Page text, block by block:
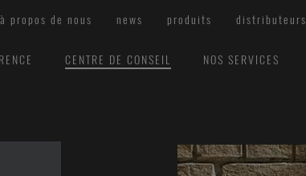
à propos de nous news produits distributeurs
CENTRE DE CONSEIL NOS SERVICES